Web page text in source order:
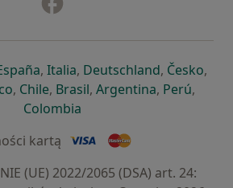
w nowej karcie
się w nowej karcie
otwiera się w nowej karcie
, Italiaotwiera się w nowej
, Deutschlandotwiera się
, Česko,
się w nowej karcie
otwiera się w nowej karcie
, Chileotwiera się w nowej karcie
, Brasilotwiera się w nowej
, Argentinaotwiera się
, Perú,
Colombia
kartą
(UE) 2022/2065 (DSA) art. 24: